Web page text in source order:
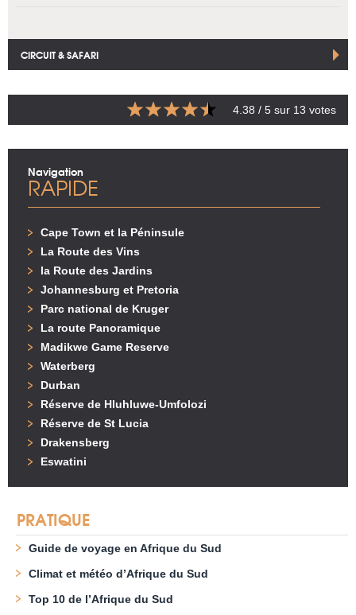
CIRCUIT & SAFARI
4.38 / 5 sur 13 votes
Navigation
RAPIDE
Cape Town et la Péninsule
La Route des Vins
la Route des Jardins
Johannesburg et Pretoria
Parc national de Kruger
La route Panoramique
Madikwe Game Reserve
Waterberg
Durban
Réserve de Hluhluwe-Umfolozi
Réserve de St Lucia
Drakensberg
Eswatini
PRATIQUE
Guide de voyage en Afrique du Sud
Climat et météo d’Afrique du Sud
Top 10 de l’Afrique du Sud